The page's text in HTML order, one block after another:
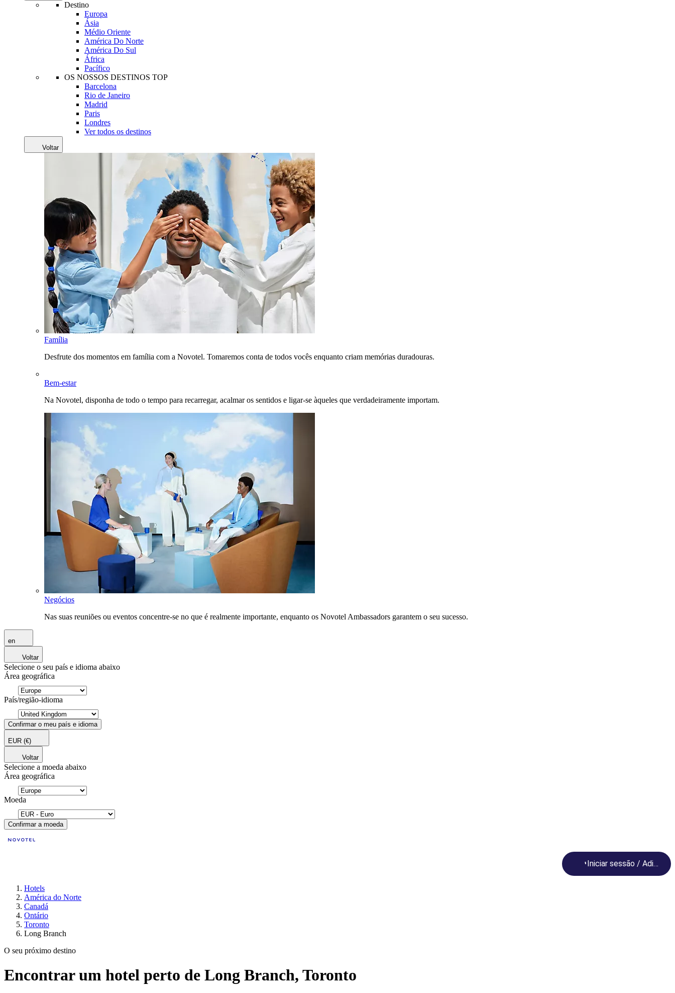
Destino
Europa
Ásia
Médio Oriente
América Do Norte
América Do Sul
África
Pacífico
OS NOSSOS DESTINOS TOP
Barcelona
Rio de Janeiro
Madrid
Paris
Londres
Ver todos os destinos
Voltar
Família
Desfrute dos momentos em família com a Novotel. Tomaremos conta de todos vocês enquanto criam memórias duradouras.
Bem-estar
Na Novotel, disponha de todo o tempo para recarregar, acalmar os sentidos e ligar-se àqueles que verdadeiramente importam.
Negócios
Nas suas reuniões ou eventos concentre-se no que é realmente importante, enquanto os Novotel Ambassadors garantem o seu sucesso.
en
Voltar
Selecione o seu país e idioma abaixo
Área geográfica
País/região-idioma
Confirmar o meu país e idioma
EUR (€)
Voltar
Selecione a moeda abaixo
Área geográfica
Moeda
Confirmar a moeda
Loading...
Iniciar sessão / Adira
Hotels
América do Norte
Canadá
Ontário
Toronto
Long Branch
O seu próximo destino
Encontrar um hotel perto de Long Branch, Toronto